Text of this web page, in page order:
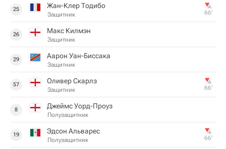
25 Жан-Клер Тодибо
Защитник 66‎’‎
26 Макс Килмэн
Защитник
29 Аарон Уан-Биссака
Защитник
57 Оливер Скарлз
Защитник 66‎’‎
8 Джеймс Уорд-Проуз
Полузащитник
19 Эдсон Альварес
Полузащитник 66‎’‎